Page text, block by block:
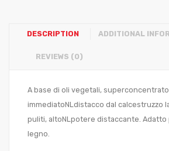
DESCRIPTION ADDITIONAL
REVIEWS (0)
A base di oli vegetali,
immediatoNLdistacco dal calcestruzzo
puliti, altoNLpotere distaccante. Adatto
legno.